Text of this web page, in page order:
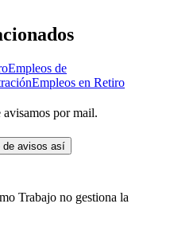
Empleos de
Empleos en Retiro
avisamos por mail.
de avisos así
Trabajo no gestiona la